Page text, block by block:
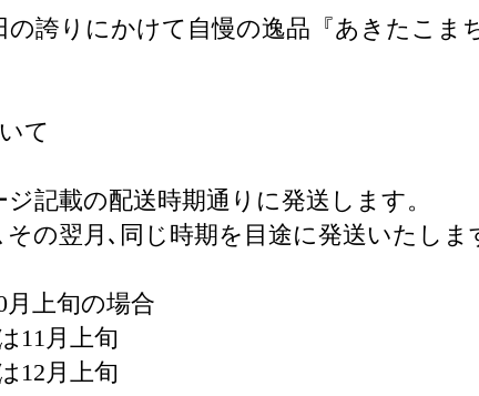
の誇りにかけて自慢の逸品『あきたこ
て
記載の配送時期通りに発送します。
その翌月､同じ時期を目途に発送いたしま
月上旬の場合
11月上旬
12月上旬